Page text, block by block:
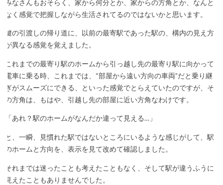
みなさんもおそらく、家から何分とか、家からの方角とか、なんと
なく感覚で把握しながら生活されてるのではないかと思います。
鍵の引渡しの帰り道に、以前の最寄駅であった駅の、構内の見え方
が異なる感覚を覚えました。
これまでの最寄り駅のホームから引っ越し先の最寄り駅に向かって
電車に乗る時、これまでは、“部屋から遠い方向の車両”だと乗り継
ぎがスムーズにできる、といった感覚でとらえていたのですが、そ
の方角は、もはや、引越し先の部屋に近い方角なわけです。
「あれ？駅のホームがなんだか違って見える…」
と、一瞬、見慣れた駅ではないところにいるような感じがして、駅
のホームと方向を、表示を見て改めて確認しました。
それまでは迷ったことも考えたこともなく、そして駅が違うふうに
見えたこともありませんでした。